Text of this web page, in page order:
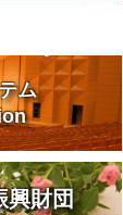
ム
興財団